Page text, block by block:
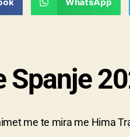
Spanje
me te mira me Hima